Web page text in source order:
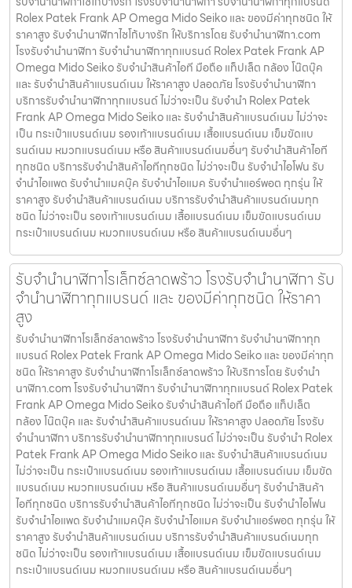
Rolex Patek Frank AP Omega Mido Seiko และ ของมีค่าทุกชนิด ให้
ราคาสูง รับจำนำนาฬิกาไซโก้บางรัก ให้บริการโดย รับจํานํานาฬิกา.com
โรงรับจำนำนาฬิกา รับจำนำนาฬิกาทุกแบรนด์ Rolex Patek Frank AP
Omega Mido Seiko รับจำนำสินค้าไอที มือถือ แท็ปเล็ต กล้อง โน๊ตบุ๊ค
และ รับจำนำสินค้าแบรนด์เนม ให้ราคาสูง ปลอดภัย โรงรับจำนำนาฬิกา
บริการรับจำนำนาฬิกาทุกแบรนด์ ไม่ว่าจะเป็น รับจำนำ Rolex Patek
Frank AP Omega Mido Seiko และ รับจำนำสินค้าแบรนด์เนม ไม่ว่าจะ
เป็น กระเป๋าแบรนด์เนม รองเท้าแบรนด์เนม เสื้อแบรนด์เนม เข็มขัดแบ
รนด์เนม หมวกแบรนด์เนม หรือ สินค้าแบรนด์เนมอื่นๆ รับจำนำสินค้าไอที
ทุกชนิด บริการรับจำนำสินค้าไอทีทุกชนิด ไม่ว่าจะเป็น รับจำนำไอโฟน รับ
จำนำไอแพด รับจำนำแมคบุ๊ค รับจำนำไอแมค รับจำนำแอร์พอต ทุกรุ่น ให้
ราคาสูง รับจำนำสินค้าแบรนด์เนม บริการรับจำนำสินค้าแบรนด์เนมทุก
ชนิด ไม่ว่าจะเป็น รองเท้าแบรนด์เนม เสื้อแบรนด์เนม เข็มขัดแบรนด์เนม
กระเป๋าแบรนด์เนม หมวกแบรนด์เนม หรือ สินค้าแบรนด์เนมอื่นๆ
รับจำนำนาฬิกาโรเล็กซ์ลาดพร้าว โรงรับจำนำนาฬิกา รับ
จำนำนาฬิกาทุกแบรนด์ และ ของมีค่าทุกชนิด ให้ราคา
สูง
รับจำนำนาฬิกาโรเล็กซ์ลาดพร้าว โรงรับจำนำนาฬิกา รับจำนำนาฬิกาทุก
แบรนด์ Rolex Patek Frank AP Omega Mido Seiko และ ของมีค่าทุก
ชนิด ให้ราคาสูง รับจำนำนาฬิกาโรเล็กซ์ลาดพร้าว ให้บริการโดย รับจํานํา
นาฬิกา.com โรงรับจำนำนาฬิกา รับจำนำนาฬิกาทุกแบรนด์ Rolex Patek
Frank AP Omega Mido Seiko รับจำนำสินค้าไอที มือถือ แท็ปเล็ต
กล้อง โน๊ตบุ๊ค และ รับจำนำสินค้าแบรนด์เนม ให้ราคาสูง ปลอดภัย โรงรับ
จำนำนาฬิกา บริการรับจำนำนาฬิกาทุกแบรนด์ ไม่ว่าจะเป็น รับจำนำ Rolex
Patek Frank AP Omega Mido Seiko และ รับจำนำสินค้าแบรนด์เนม
ไม่ว่าจะเป็น กระเป๋าแบรนด์เนม รองเท้าแบรนด์เนม เสื้อแบรนด์เนม เข็มขัด
แบรนด์เนม หมวกแบรนด์เนม หรือ สินค้าแบรนด์เนมอื่นๆ รับจำนำสินค้า
ไอทีทุกชนิด บริการรับจำนำสินค้าไอทีทุกชนิด ไม่ว่าจะเป็น รับจำนำไอโฟน
รับจำนำไอแพด รับจำนำแมคบุ๊ค รับจำนำไอแมค รับจำนำแอร์พอต ทุกรุ่น ให้
ราคาสูง รับจำนำสินค้าแบรนด์เนม บริการรับจำนำสินค้าแบรนด์เนมทุก
ชนิด ไม่ว่าจะเป็น รองเท้าแบรนด์เนม เสื้อแบรนด์เนม เข็มขัดแบรนด์เนม
กระเป๋าแบรนด์เนม หมวกแบรนด์เนม หรือ สินค้าแบรนด์เนมอื่นๆ